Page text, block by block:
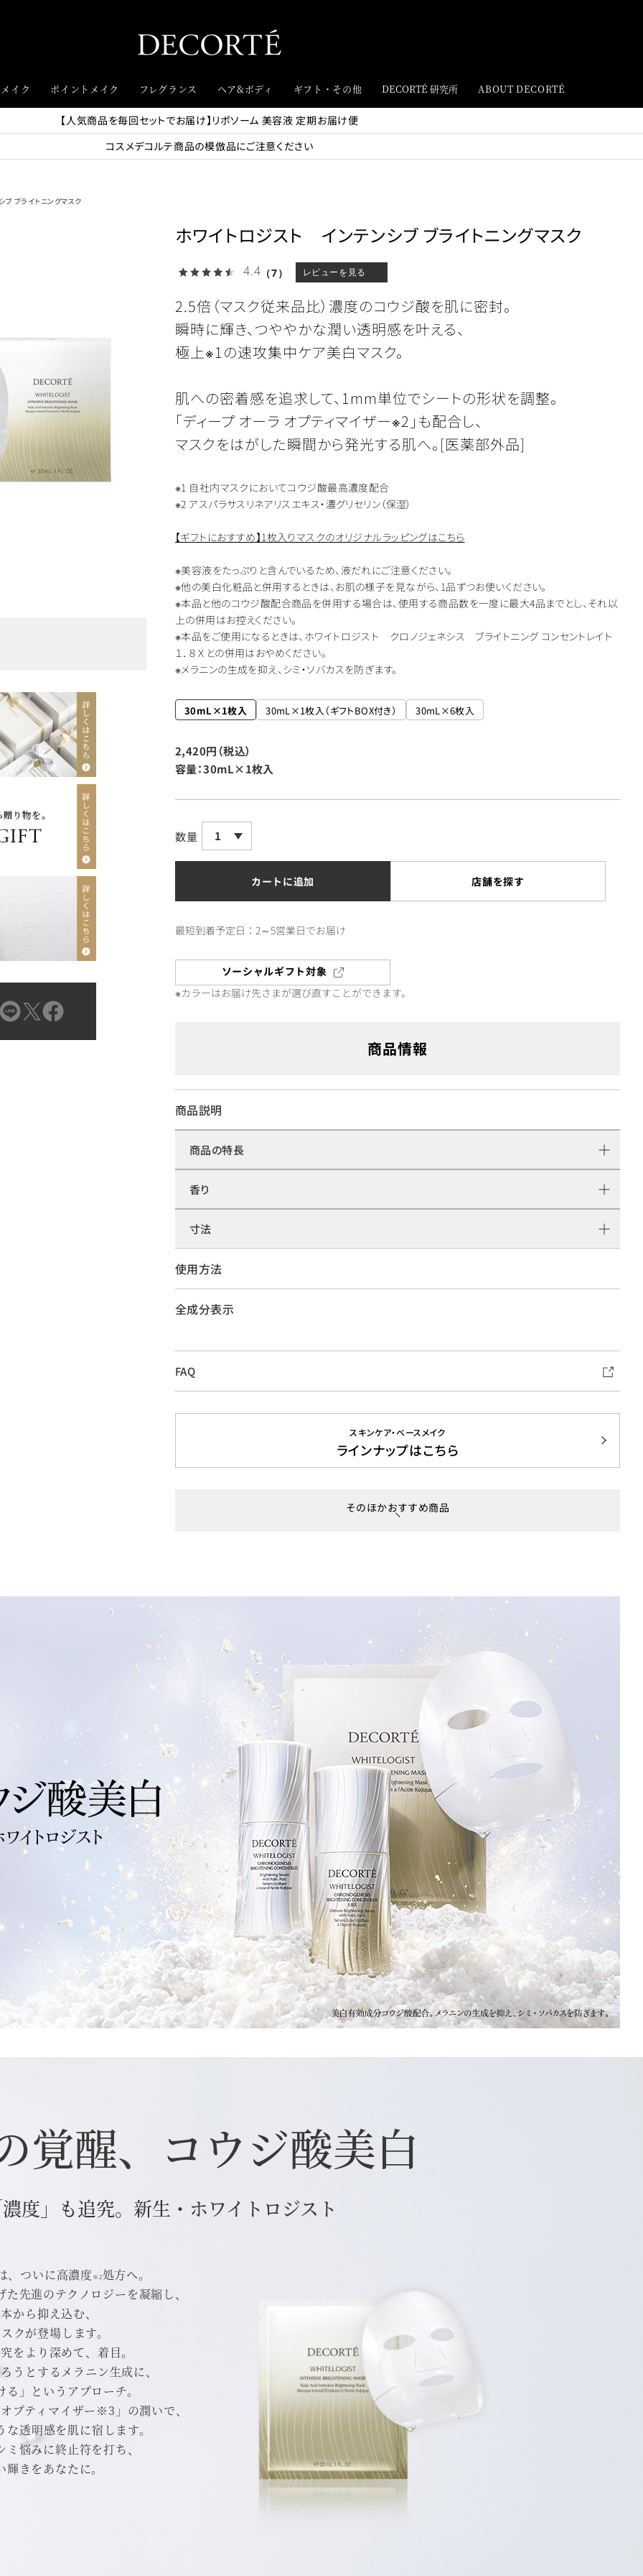
イク ポイントメイク フレグランス ヘア&ボディ ギフト・その他 DECORTÉ 研究所 ABOUT DECORTÉ
【人気商品を毎回セットでお届け】リポソーム 美容液 定期お届け便
コスメデコルテ商品の模倣品にご注意ください
ブライトニングマスク
ホワイトロジスト インテンシブ ブライトニングマスク
4.4 （7） レビューを見る
2.5倍（マスク従来品比）濃度のコウジ酸を肌に密封。
瞬時に輝き、つややかな潤い透明感を叶える、
極上※1の速攻集中ケア美白マスク。
肌への密着感を追求して、1mm単位でシートの形状を調整。
「ディープ オーラ オプティマイザー※2」も配合し、
マスクをはがした瞬間から発光する肌へ。[医薬部外品]
※1 自社内マスクにおいてコウジ酸最高濃度配合
※2 アスパラサスリネアリスエキス・濃グリセリン（保湿）
【ギフトにおすすめ】1枚入りマスクのオリジナルラッピングはこちら
※美容液をたっぷりと含んでいるため、液だれにご注意ください。
※他の美白化粧品と併用するときは、お肌の様子を見ながら、1品ずつお使いください。
※本品と他のコウジ酸配合商品を併用する場合は、使用する商品数を一度に最大4品までとし、それ以
上の併用はお控えください。
※本品をご使用になるときは、ホワイトロジスト クロノジェネシス ブライトニング コンセントレイト
１．８Ｘとの併用はおやめください。
※メラニンの生成を抑え、シミ・ソバカスを防ぎます。
30mL×1枚入 30mL×1枚入（ギフトBOX付き） 30mL×6枚入
2,420円（税込）
容量：30mL×1枚入
数量 1
カートに追加 店舗を探す
最短到着予定日：2～5営業日でお届け
ソーシャルギフト対象
※カラーはお届け先さまが選び直すことができます。
商品情報
商品説明
商品の特長
香り
寸法
使用方法
全成分表示
FAQ
スキンケア・ベースメイク
ラインナップはこちら
そのほかおすすめ商品
覚醒、コウジ酸美白
度」も追究。新生・ホワイトロジスト
、ついに高濃度 ※2処方へ。
先進のテクノロジーを凝縮し、
から抑え込む、
クが登場します。
をより深めて、着目。
うとするメラニン生成に、
」というアプローチ。
プティマイザー※3」の潤いで、
透明感を肌に宿します。
悩みに終止符を打ち、
きをあなたに。